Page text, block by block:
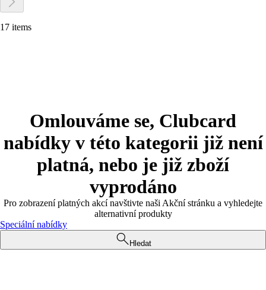
17 items
Omlouváme se, Clubcard
nabídky v této kategorii již není
platná, nebo je již zboží
vyprodáno
Pro zobrazení platných akcí navštivte naši Akční stránku a vyhledejte
alternativní produkty
Speciální nabídky
Hledat